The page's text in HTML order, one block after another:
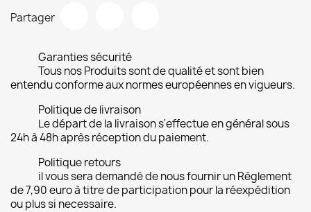
Partager
Garanties sécurité
Tous nos Produits sont de qualité et sont bien
entendu conforme aux normes européennes en vigueurs.
Politique de livraison
Le départ de la livraison s'effectue en général sous
24h à 48h après réception du paiement.
Politique retours
il vous sera demandé de nous fournir un Règlement
de 7,90 euro à titre de participation pour la réexpédition
ou plus si necessaire.